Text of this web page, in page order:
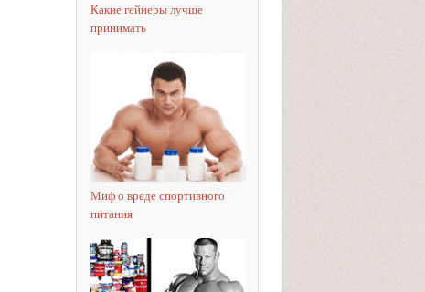
Какие гейнеры лучше
принимать
Миф о вреде спортивного
питания